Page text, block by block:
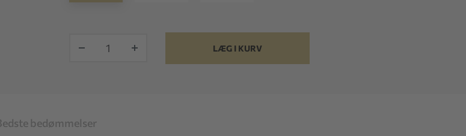
+ LÆG I KURV
bedømmelser